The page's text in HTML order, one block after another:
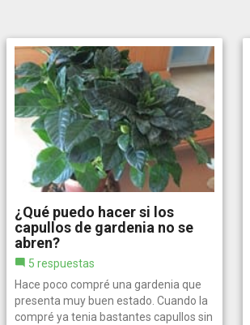
¿Qué puedo hacer si los
capullos de gardenia no se
abren?
5 respuestas
Hace poco compré una gardenia que
presenta muy buen estado. Cuando la
compré ya tenia bastantes capullos sin